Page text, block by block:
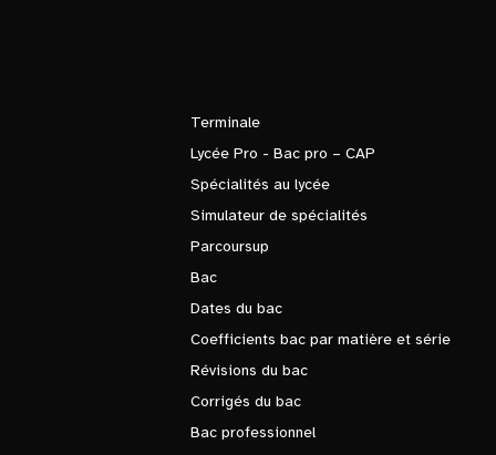
Terminale
Lycée Pro - Bac pro – CAP
Spécialités au lycée
Simulateur de spécialités
Parcoursup
Bac
Dates du bac
Coefficients bac par matière et série
Révisions du bac
Corrigés du bac
Bac professionnel